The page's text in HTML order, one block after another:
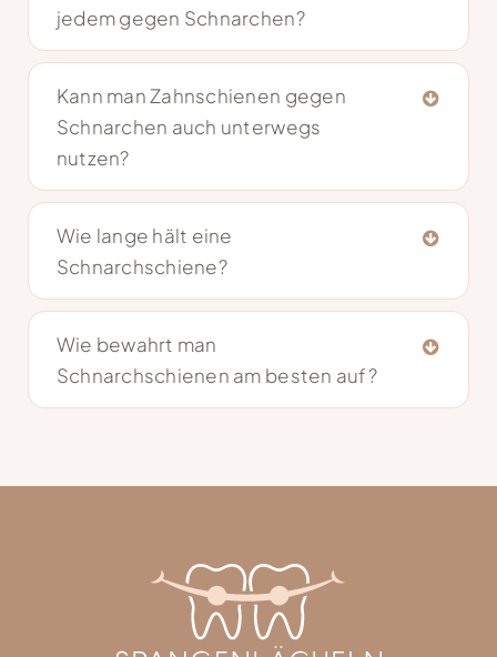
jedem gegen Schnarchen?
Kann man Zahnschienen gegen
Schnarchen auch unterwegs
nutzen?
Wie lange hält eine
Schnarchschiene?
Wie bewahrt man
Schnarchschienen am besten auf?